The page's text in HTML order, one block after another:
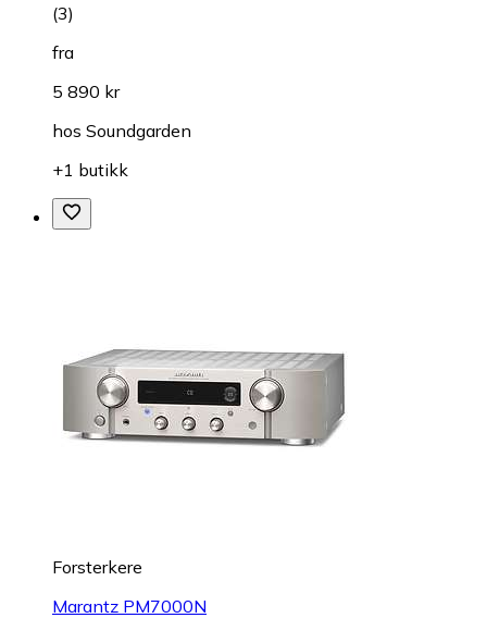
(3)
fra
5 890 kr
hos Soundgarden
+1 butikk
Forsterkere
Marantz PM7000N